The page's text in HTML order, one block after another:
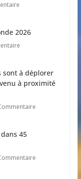
2026
sont à déplorer
à proximité
45